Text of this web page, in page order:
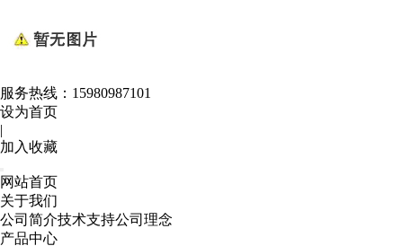
服务热线： 15980987101
设为首页
|
加入收藏
网站首页
关于我们
公司简介技术支持公司理念
产品中心